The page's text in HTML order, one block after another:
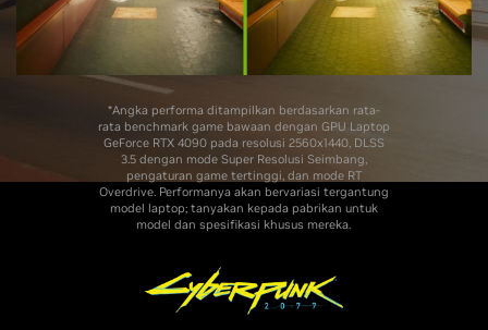
*Angka performa ditampilkan berdasarkan rata-
rata benchmark game bawaan dengan GPU Laptop
GeForce RTX 4090 pada resolusi 2560x1440, DLSS
3.5 dengan mode Super Resolusi Seimbang,
pengaturan game tertinggi, dan mode RT
Overdrive. Performanya akan bervariasi tergantung
model laptop; tanyakan kepada pabrikan untuk
model dan spesifikasi khusus mereka.